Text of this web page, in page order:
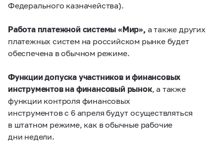
Федерального казначейства).
Работа платежной системы «Мир», а также других
платежных систем на российском рынке будет
обеспечена в обычном режиме.
Функции допуска участников и финансовых
инструментов на финансовый рынок, а также
функции контроля финансовых
инструментов с 6 апреля будут осуществляться
в штатном режиме, как в обычные рабочие
дни недели.